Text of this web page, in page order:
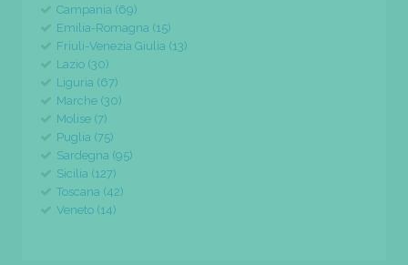
Campania (69)
Emilia-Romagna (15)
Friuli-Venezia Giulia (13)
Lazio (30)
Liguria (67)
Marche (30)
Molise (7)
Puglia (75)
Sardegna (95)
Sicilia (127)
Toscana (42)
Veneto (14)